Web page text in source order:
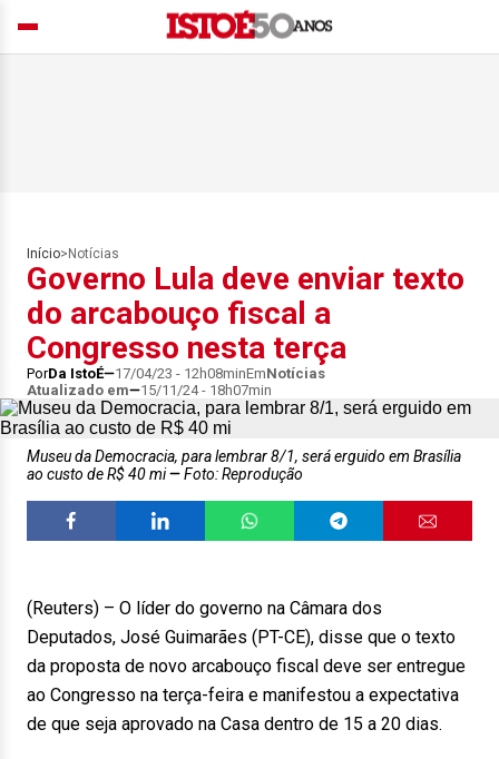
Início> Notícias
Governo Lula deve enviar texto
do arcabouço fiscal a
Congresso nesta terça
PorDa IstoÉ 17/04/23 - 12h08minEmNotícias
Atualizado em
15/11/24 - 18h07min
Museu da Democracia, para lembrar 8/1, será erguido em Brasília
ao custo de R$ 40 mi
Foto: Reprodução
(Reuters) – O líder do governo na Câmara dos
Deputados, José Guimarães (PT-CE), disse que o texto
da proposta de novo arcabouço fiscal deve ser entregue
ao Congresso na terça-feira e manifestou a expectativa
de que seja aprovado na Casa dentro de 15 a 20 dias.